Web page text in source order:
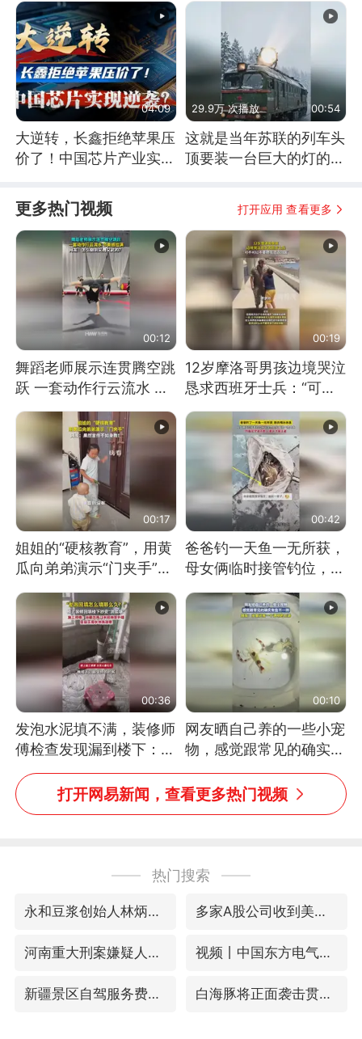
04:09
大逆转，长鑫拒绝苹果压
价了！中国芯片产业实现
29.9万 次播放 00:54
这就是当年苏联的列车头
顶要装一台巨大的灯的原
更多热门视频 打开应用 查看更多
00:12
舞蹈老师展示连贯腾空跳
跃 一套动作行云流水 节
奏感拉满 网友：怎么做
到又舞又武的？
00:19
12岁摩洛哥男孩边境哭泣
恳求西班牙士兵：“可不
可以不要把我遣返回国”
00:17
姐姐的“硬核教育”，用黄
瓜向弟弟演示“门夹手”，
网友：果然言传不如身
教！
00:42
爸爸钓一天鱼一无所获，
母女俩临时接管钓位，用
玩具鱼竿钓上大鱼
00:36
发泡水泥填不满，装修师
傅检查发现漏到楼下：出
风口未延伸到外墙
00:10
网友晒自己养的一些小宠
物，感觉跟常见的确实有
些不一样
打开网易新闻，查看更多热门视频
热门搜索
永和豆浆创始人林炳生去世 多家A股公司收到美国关税退款
河南重大刑案嫌疑人逃窜时伤害多人 视频丨中国东方电气集团原党组副书记、董事宋致远被查
新疆景区自驾服务费改为按车收费 白海豚将正面袭击贯穿浙江